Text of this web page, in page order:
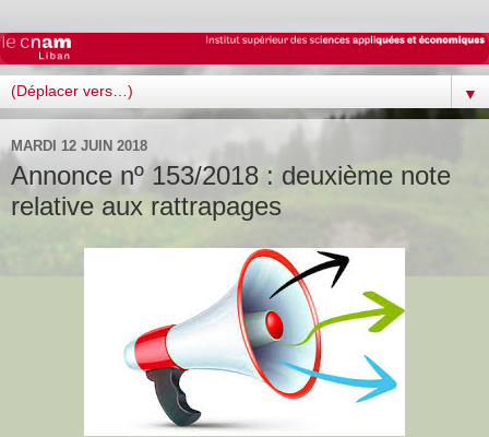
▼
MARDI 12 JUIN 2018
Annonce nº 153/2018 : deuxième note
relative aux rattrapages